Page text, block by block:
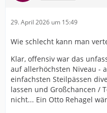
29. April 2026 um 15:49
Wie schlecht kann man
Klar, offensiv war das
auf allerhöchsten Niveau -
einfachsten Steilpässen
lassen und Großchancen /
nicht... Ein Otto Rehagel